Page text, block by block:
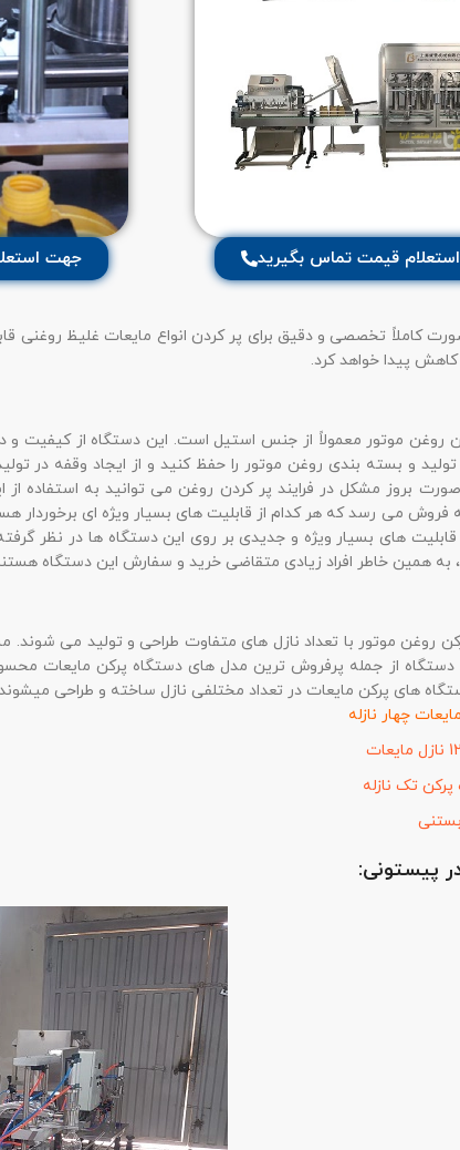
قیمت تماس بگیرید جهت
کاملاً تخصصی و دقیق برای پر کردن انواع مایعات غلیظ روغنی
پیدا خواهد کرد.
روغن موتور معمولاً از جنس استیل است. این دستگاه از کیفیت و
و بسته بندی روغن موتور را حفظ کنید و از ایجاد وقفه در
بروز مشکل در فرایند پر کردن روغن می توانید به استفاده
فروش می رسد که هر کدام از قابلیت های بسیار ویژه ای برخوردار
قابلیت های بسیار ویژه و جدیدی بر روی این دستگاه ها در نظر
به همین خاطر افراد زیادی متقاضی خرید و سفارش این دستگاه
روغن موتور با تعداد نازل های متفاوت طراحی و تولید می
دستگاه از جمله پرفروش ترین مدل های دستگاه پرکن مایعات
های پرکن مایعات در تعداد مختلفی نازل ساخته و طراحی
چهار نازله
تک نازله
پیستونی: